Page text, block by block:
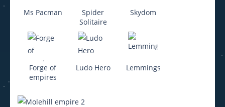
Ms Pacman
Spider
Solitaire
Skydom
Forge of
empires
Ludo Hero Lemmings